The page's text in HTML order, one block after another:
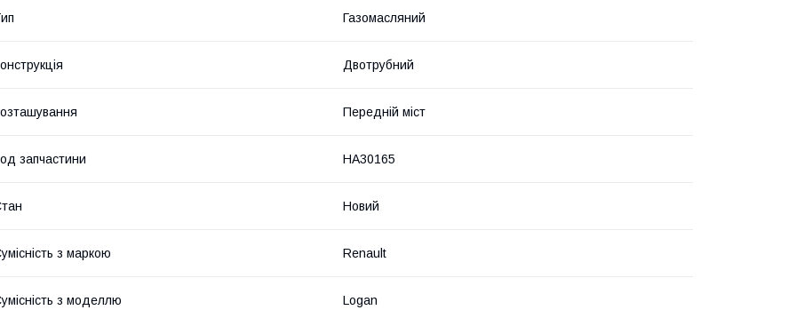
Газомасляний
Двотрубний
Передній міст
запчастини HA30165
Новий
з маркою Renault
з моделлю Logan